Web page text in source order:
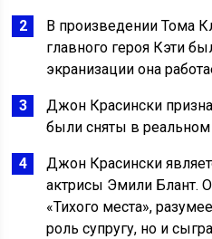
В произведении Тома
главного героя Кэти
экранизации она
Джон Красински
были сняты в
Джон Красински
актрисы Эмили Блант.
«Тихого места»,
роль супругу, но и